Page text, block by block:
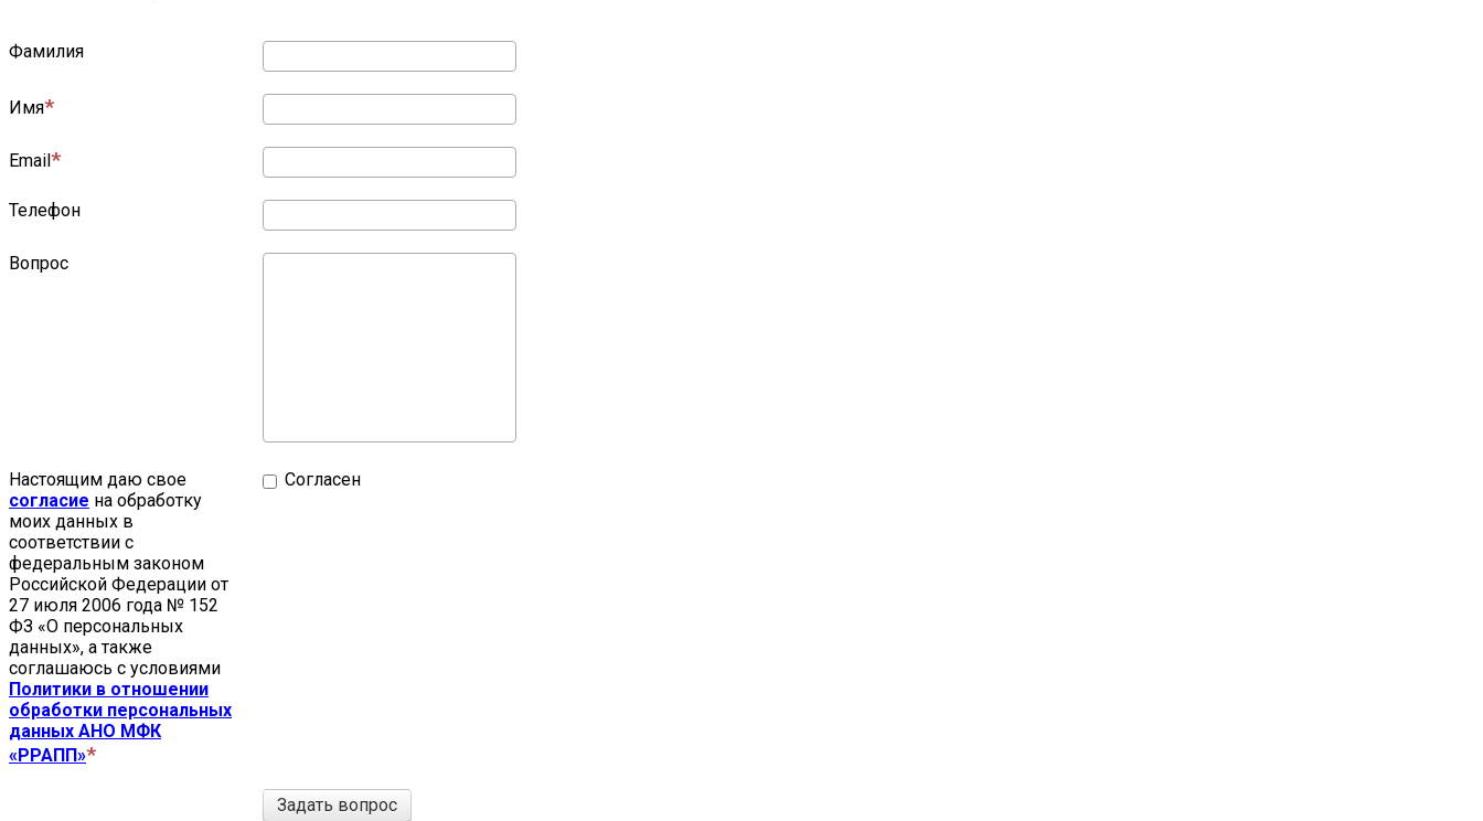
Фамилия
Имя
Email
Телефон
Вопрос
Настоящим даю свое
согласие на обработку
моих данных в
соответствии с
федеральным законом
Российской Федерации от
27 июля 2006 года № 152
ФЗ «О персональных
данных», а также
соглашаюсь с условиями
Политики в отношении
обработки персональных
данных АНО МФК
«РРАПП»
Согласен
Задать вопрос